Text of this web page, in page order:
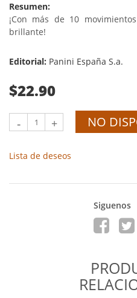
Resumen:
¡Con más de 10
brillante!
Editorial: Panini España S.a.
$22.90
- + NO
Lista de deseos
Siguenos